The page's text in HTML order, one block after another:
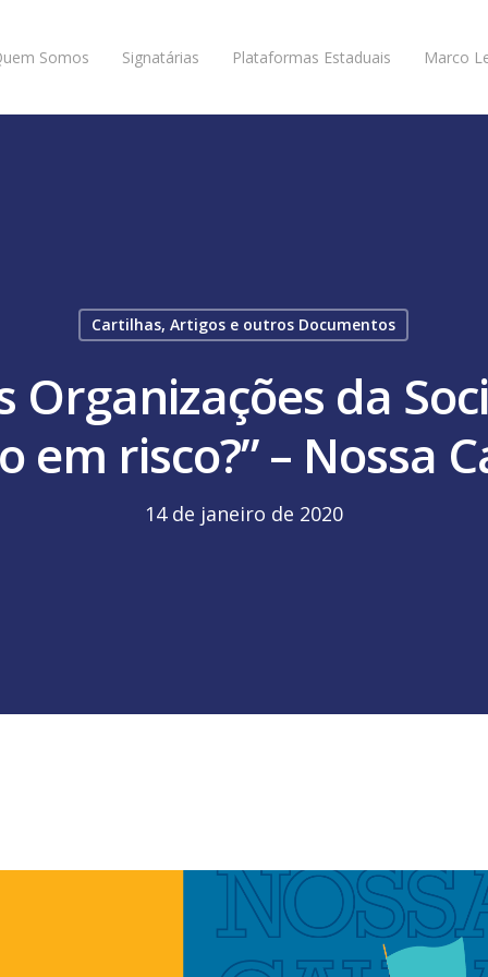
Somos Signatárias Plataformas Estaduais Marco
Cartilhas, Artigos e outros Documentos
Organizações da
em risco?” – Nossa
14 de janeiro de 2020